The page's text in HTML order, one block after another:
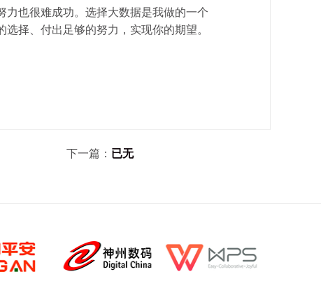
也很难成功。选择大数据是我做的一个
择、付出足够的努力，实现你的期望。
下一篇： 已无